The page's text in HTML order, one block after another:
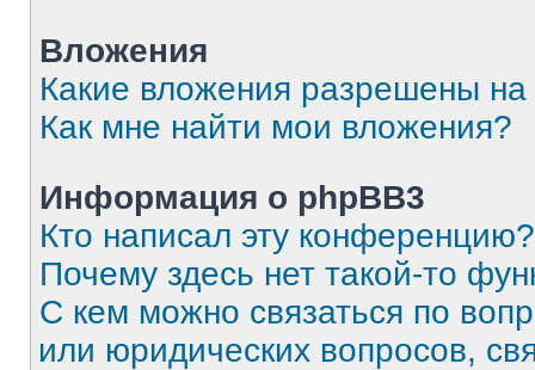
Вложения
Какие вложения разрешены
Как мне найти мои вложения?
Информация о phpBB3
Кто написал эту конференцию?
Почему здесь нет такой-то
С кем можно связаться по
или юридических вопросов,